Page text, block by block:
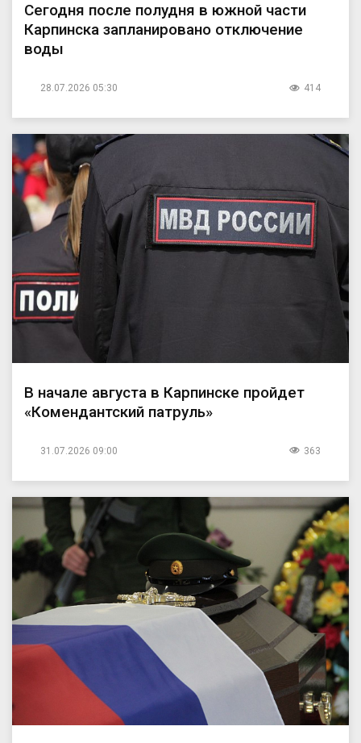
Сегодня после полудня в южной части
Карпинска запланировано отключение
воды
28.07.2026 05:30 414
В начале августа в Карпинске пройдет
«Комендантский патруль»
31.07.2026 09:00 363